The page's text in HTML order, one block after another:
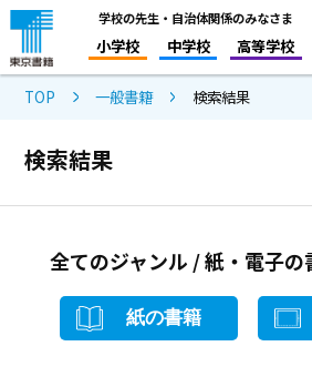
学校の先生・自治体関係のみなさま
小学校 中学校 高等学校
TOP 一般書籍 検索結果
検索結果
全てのジャンル / 紙・電子の
紙の書籍